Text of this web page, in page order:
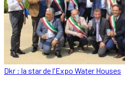
Dkr : la star de l'Expo Water Houses